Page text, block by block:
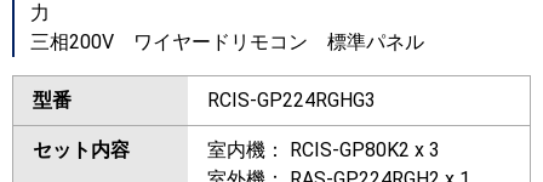
力
三相200V ワイヤードリモコン 標準パネル
型番 RCIS-GP224RGHG3
セット内容
室内機： RCIS-GP80K2 x 3